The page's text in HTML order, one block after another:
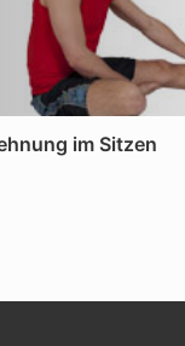
im Sitzen